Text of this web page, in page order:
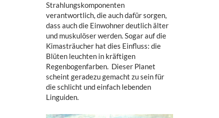
Strahlungskomponenten
verantwortlich, die auch dafür sorgen,
dass auch die Einwohner deutlich älter
und muskulöser werden. Sogar auf die
Kimasträucher hat dies Einfluss: die
Blüten leuchten in kräftigen
Regenbogenfarben. Dieser Planet
scheint geradezu gemacht zu sein für
die schlicht und einfach lebenden
Linguiden.